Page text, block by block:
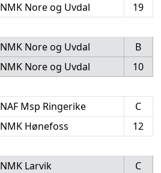
NMK Nore og Uvdal 19
NMK Nore og Uvdal
B
NMK Nore og Uvdal 10
NAF Msp Ringerike
C
NMK Hønefoss 12
NMK Larvik
C